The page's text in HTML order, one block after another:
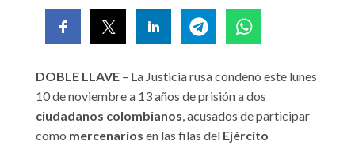
DOBLE LLAVE – La Justicia rusa condenó este lunes
10 de noviembre a 13 años de prisión a dos
ciudadanos colombianos, acusados de participar
como mercenarios en las filas del Ejército